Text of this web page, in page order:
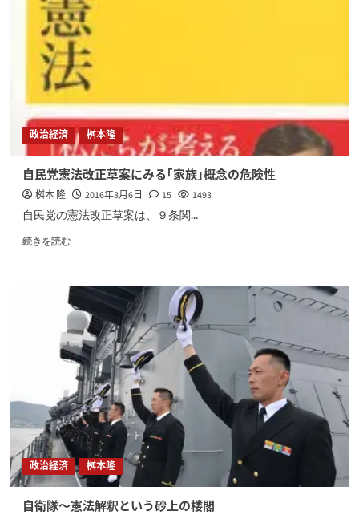
政治経済 桝本隆
自民党憲法改正草案にみる｢家族｣概念の危険性
桝本 隆 2016年3月6日 15 1493
自民党の憲法改正草案は、９条関...
続きを読む
政治経済 桝本隆
自衛隊～憲法解釈という砂上の楼閣